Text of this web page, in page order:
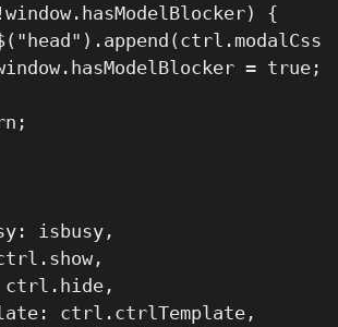
{
= true;
isbusy,
ctrl.ctrlTemplate,